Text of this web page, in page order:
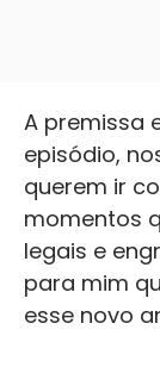
A premissa
episódio,
querem ir
momentos
legais e
para mim
esse novo